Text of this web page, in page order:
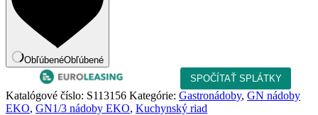
150
ObľúbenéObľúbené
Katalógové číslo: S113156 Kategórie: Gastronádoby, GN nádoby
EKO, GN1/3 nádoby EKO, Kuchynský riad